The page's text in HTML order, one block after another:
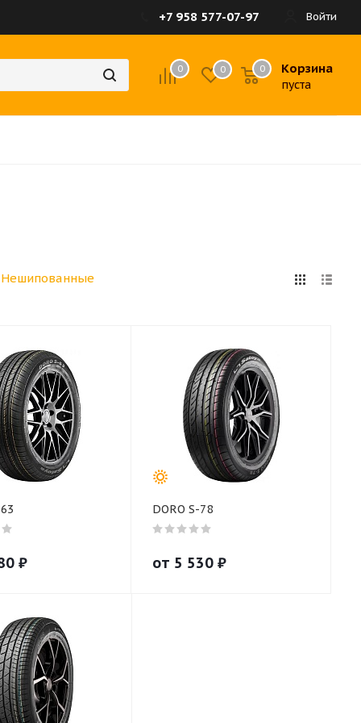
Войти
+7 958 577-07-97
0 0 Корзина
пуста
0
Нешипованные
₽
DORO S-78
от 5 530 ₽